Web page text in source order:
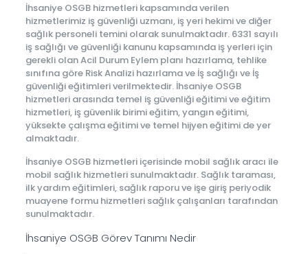
İhsaniye OSGB hizmetleri kapsamında verilen
hizmetlerimiz iş güvenliği uzmanı, iş yeri hekimi ve diğer
sağlık personeli temini olarak sunulmaktadır. 6331 sayılı
iş sağlığı ve güvenliği kanunu kapsamında iş yerleri için
gerekli olan Acil Durum Eylem planı hazırlama, tehlike
sınıfına göre Risk Analizi hazırlama ve İş sağlığı ve İş
güvenliği eğitimleri verilmektedir. İhsaniye OSGB
hizmetleri arasında temel iş güvenliği eğitimi ve eğitim
hizmetleri, iş güvenlik birimi eğitim, yangın eğitimi,
yüksekte çalışma eğitimi ve temel hijyen eğitimi de yer
almaktadır.
İhsaniye OSGB hizmetleri içerisinde mobil sağlık aracı ile
mobil sağlık hizmetleri sunulmaktadır. Sağlık taraması,
ilk yardım eğitimleri, sağlık raporu ve işe giriş periyodik
muayene formu hizmetleri sağlık çalışanları tarafından
sunulmaktadır.
İhsaniye OSGB Görev Tanımı Nedir